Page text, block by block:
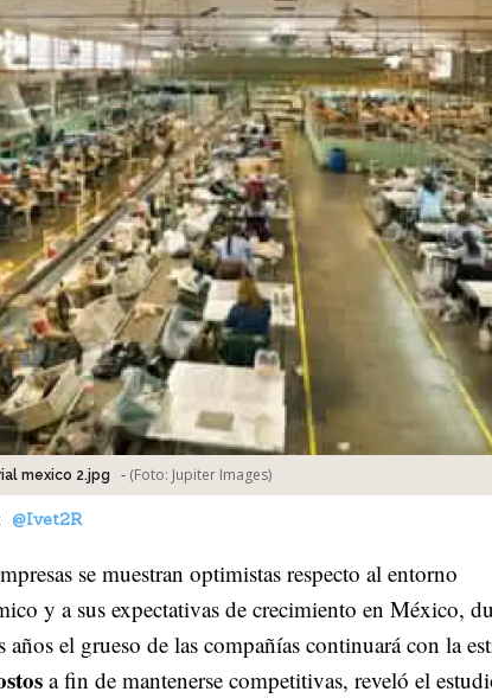
mexico 2.jpg - (Foto: Jupiter Images)
@Ivet2R
se muestran optimistas respecto al entorno
y a sus expectativas de crecimiento en México,
años el grueso de las compañías continuará con la
a fin de mantenerse competitivas, reveló el